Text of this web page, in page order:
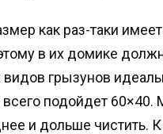
как раз-таки
в их домике
грызунов
подойдет 60×40.
и дольше чистить.